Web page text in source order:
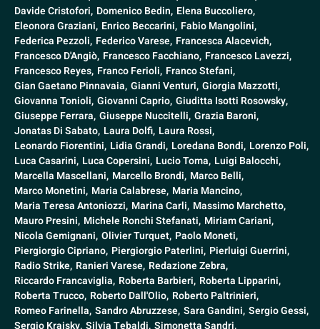
Davide Cristofori, Domenico Bedin, Elena Buccoliero,
Eleonora Graziani, Enrico Beccarini, Fabio Mangolini,
Federica Pezzoli, Federico Varese, Francesca Alacevich,
Francesco D'Angiò, Francesco Facchiano, Francesco Lavezzi,
Francesco Reyes, Franco Ferioli, Franco Stefani,
Gian Gaetano Pinnavaia, Gianni Venturi, Giorgia Mazzotti,
Giovanna Tonioli, Giovanni Caprio, Giuditta Isotti Rosowsky,
Giuseppe Ferrara, Giuseppe Nuccitelli, Grazia Baroni,
Jonatas Di Sabato, Laura Dolfi, Laura Rossi,
Leonardo Fiorentini, Lidia Grandi, Loredana Bondi, Lorenzo Poli,
Luca Casarini, Luca Copersini, Lucio Toma, Luigi Balocchi,
Marcella Mascellani, Marcello Brondi, Marco Belli,
Marco Monetini, Maria Calabrese, Maria Mancino,
Maria Teresa Antoniozzi, Marina Carli, Massimo Marchetto,
Mauro Presini, Michele Ronchi Stefanati, Miriam Cariani,
Nicola Gemignani, Olivier Turquet, Paolo Moneti,
Piergiorgio Cipriano, Piergiorgio Paterlini, Pierluigi Guerrini,
Radio Strike, Ranieri Varese, Redazione Zebra,
Riccardo Francaviglia, Roberta Barbieri, Roberta Lipparini,
Roberta Trucco, Roberto Dall'Olio, Roberto Paltrinieri,
Romeo Farinella, Sandro Abruzzese, Sara Gandini, Sergio Gessi,
Sergio Kraisky, Silvia Tebaldi, Simonetta Sandri,